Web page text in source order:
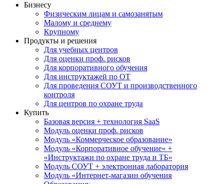
Бизнесу
Физическим лицам и самозанятым
Малому и среднему
Крупному
Продукты и решения
Для учебных центров
Для оценки проф. рисков
Для корпоративного обучения
Для инструктажей по ОТ
Для проведения СОУТ и производственного
контроля
Для центров по охране труда
Купить
Базовая версия + технология SaaS
Модуль оценки проф. рисков
Модуль «Коммерческое образование»
Модуль «Корпоративное обучение» +
«Инструктажи по охране труда и ТБ»
Модуль СОУТ + электронная лаборатория
Модуль «Интернет-магазин обучения